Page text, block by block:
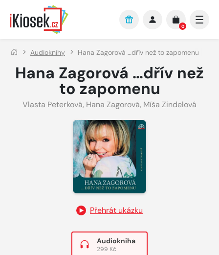
Přejít na hlavní obsah
0
Audioknihy Hana Zagorová …dřív než to zapomenu
Hana Zagorová …dřív než
to zapomenu
Vlasta Peterková, Hana Zagorová, Míša Zindelová
Přehrát ukázku
Audiokniha
299 Kč